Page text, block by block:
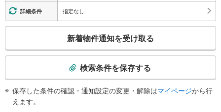
詳細条件 指定なし
検
新着物件通知を受け取る
検索条件を保存する
保存した条件の確認・通知設定の変更・解除はマイページから行
えます。